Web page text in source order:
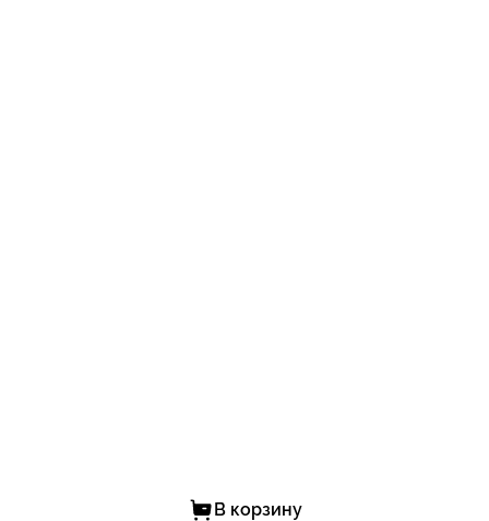
В корзину